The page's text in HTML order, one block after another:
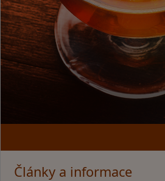
Články a informace